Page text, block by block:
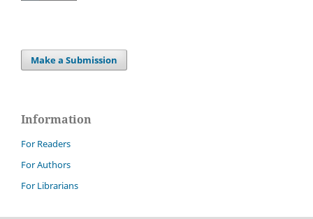
Make a Submission
Information
For Readers
For Authors
For Librarians